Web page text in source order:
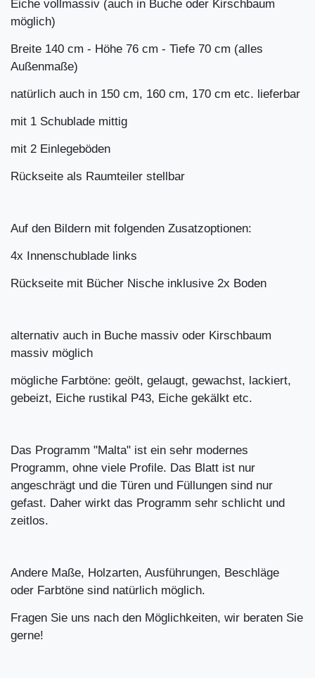
Eiche vollmassiv (auch in Buche oder Kirschbaum
möglich)
Breite 140 cm - Höhe 76 cm - Tiefe 70 cm (alles
Außenmaße)
natürlich auch in 150 cm, 160 cm, 170 cm etc. lieferbar
mit 1 Schublade mittig
mit 2 Einlegeböden
Rückseite als Raumteiler stellbar
Auf den Bildern mit folgenden Zusatzoptionen:
4x Innenschublade links
Rückseite mit Bücher Nische inklusive 2x Boden
alternativ auch in Buche massiv oder Kirschbaum
massiv möglich
mögliche Farbtöne: geölt, gelaugt, gewachst, lackiert,
gebeizt, Eiche rustikal P43, Eiche gekälkt etc.
Das Programm "Malta" ist ein sehr modernes
Programm, ohne viele Profile. Das Blatt ist nur
angeschrägt und die Türen und Füllungen sind nur
gefast. Daher wirkt das Programm sehr schlicht und
zeitlos.
Andere Maße, Holzarten, Ausführungen, Beschläge
oder Farbtöne sind natürlich möglich.
Fragen Sie uns nach den Möglichkeiten, wir beraten Sie
gerne!